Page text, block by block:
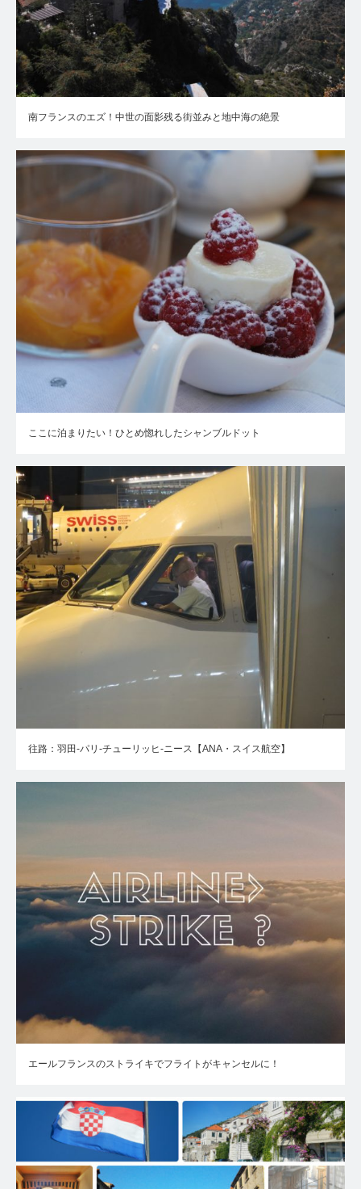
南フランスのエズ！中世の面影残る街並みと地中海の絶景
ここに泊まりたい！ひとめ惚れしたシャンブルドット
往路：羽田-パリ-チューリッヒ-ニース【ANA・スイス航空】
エールフランスのストライキでフライトがキャンセルに！